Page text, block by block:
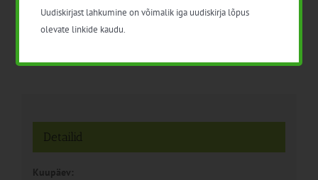
Detailid
Kuupäev:
Uudiskirjast lahkumine on võimalik iga uudiskirja lõpus
olevate linkide kaudu.